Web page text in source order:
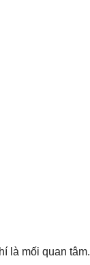
là mối quan tâm.